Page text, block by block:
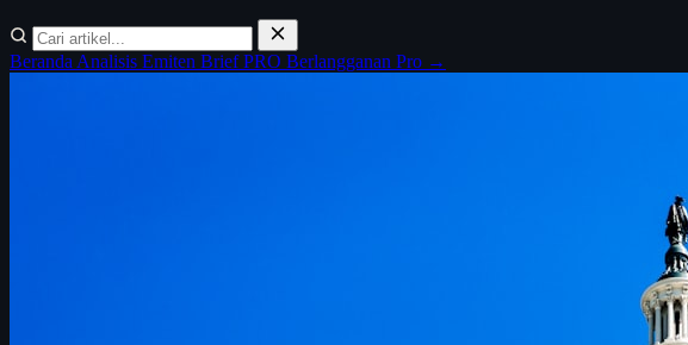
Beranda Analisis Emiten BriefPRO Berlangganan Pro →